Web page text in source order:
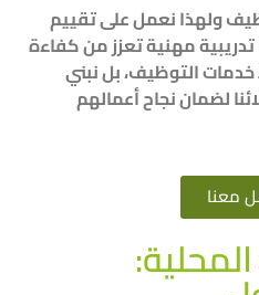
ولهذا نعمل على تقييم
مهنية تعزز من كفاءة
التوظيف، بل نبني
لضمان نجاح أعمالهم
معنا